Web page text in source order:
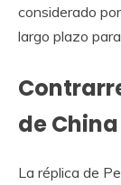
considerado
largo plazo
de China
La réplica de